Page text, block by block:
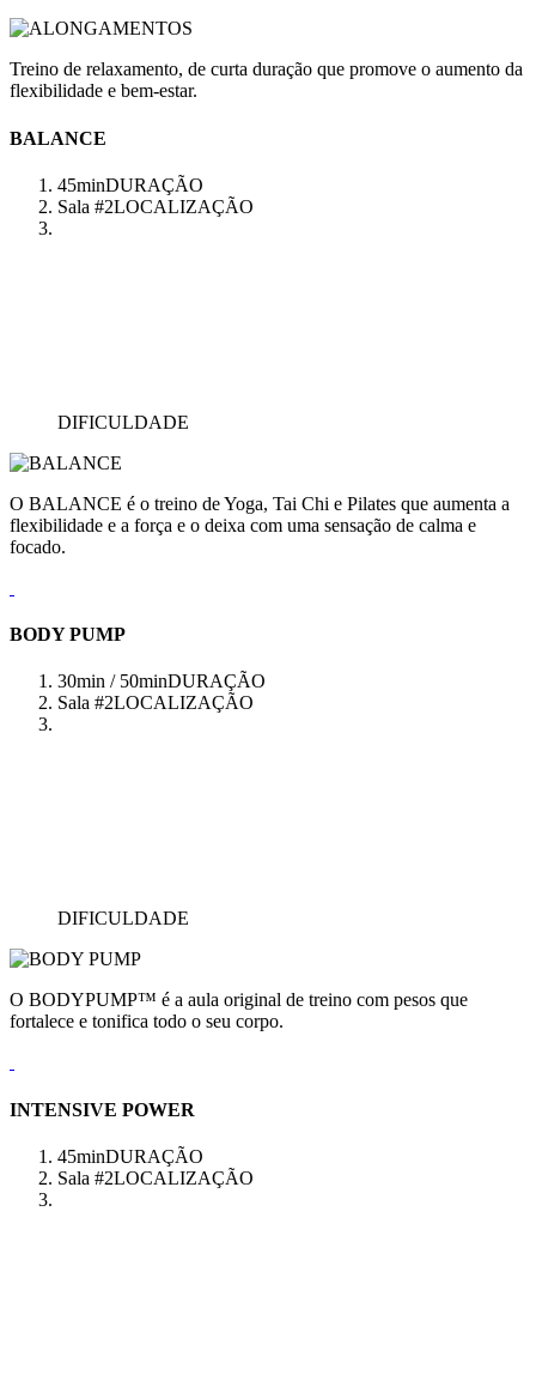
Treino de relaxamento, de curta duração que promove o aumento da
flexibilidade e bem-estar.
BALANCE
45minDURAÇÃO
Sala #2LOCALIZAÇÃO
DIFICULDADE
O BALANCE é o treino de Yoga, Tai Chi e Pilates que aumenta a
flexibilidade e a força e o deixa com uma sensação de calma e
focado.
BODY PUMP
30min / 50minDURAÇÃO
Sala #2LOCALIZAÇÃO
DIFICULDADE
O BODYPUMP™ é a aula original de treino com pesos que
fortalece e tonifica todo o seu corpo.
INTENSIVE POWER
45minDURAÇÃO
Sala #2LOCALIZAÇÃO